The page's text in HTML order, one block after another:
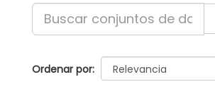
Ordenar por